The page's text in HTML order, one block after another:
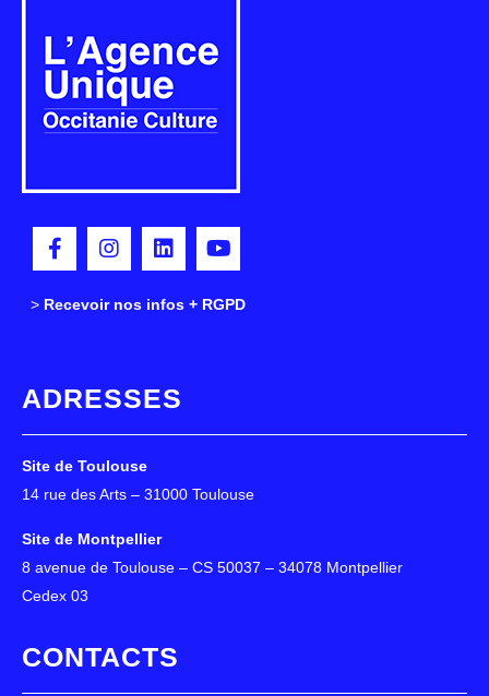
> Recevoir nos infos + RGPD
ADRESSES
Site de Toulouse
14 rue des Arts – 31000 Toulouse
Site de Montpellier
8 avenue de Toulouse – CS 50037 – 34078 Montpellier
Cedex 03
CONTACTS